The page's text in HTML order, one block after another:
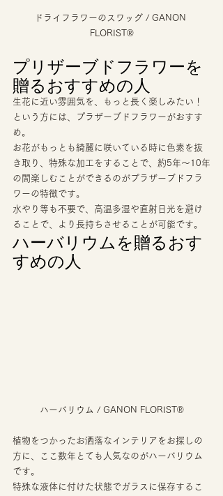
ドライフラワーのスワッグ / GANON
FLORIST®
プリザーブドフラワーを
贈るおすすめの人
生花に近い雰囲気を、もっと長く楽しみたい！
という方には、プラザーブドフラワーがおすす
め。
お花がもっとも綺麗に咲いている時に色素を抜
き取り、特殊な加工をすることで、約5年～10年
の間楽しむことができるのがプラザーブドフラ
ワーの特徴です。
水やり等も不要で、高温多湿や直射日光を避け
ることで、より長持ちさせることが可能です。
ハーバリウムを贈るおす
すめの人
ハーバリウム / GANON FLORIST®
植物をつかったお洒落なインテリアをお探しの
方に、ここ数年とても人気なのがハーバリウム
です。
特殊な液体に付けた状態でガラスに保存するこ